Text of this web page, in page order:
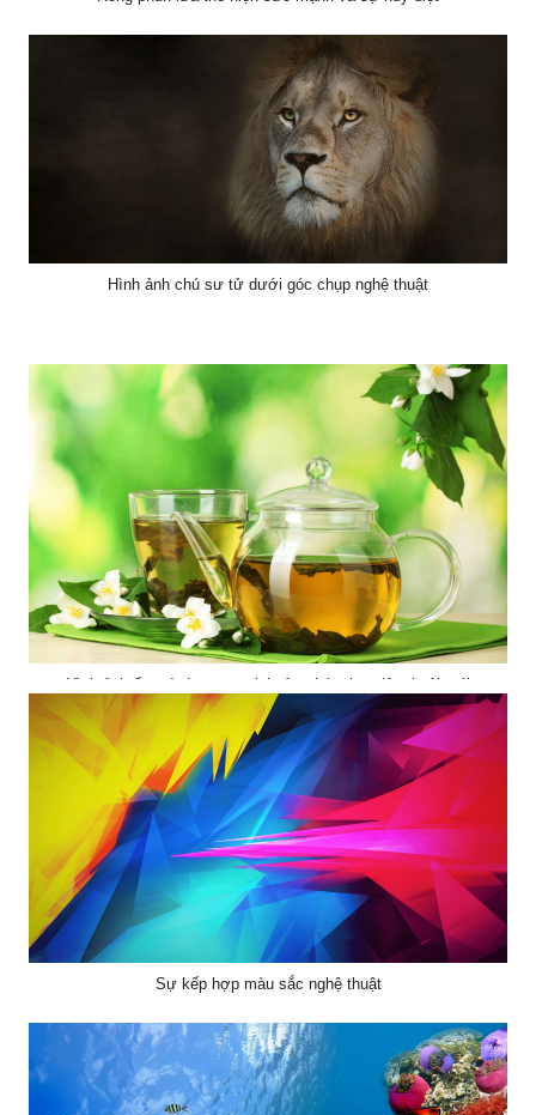
Hình ảnh chú sư tử dưới góc chụp nghệ thuật
Hình ảnh ấm trà đẹp mang lại cảm thác thư giản thoải mái
Sự kếp hợp màu sắc nghệ thuật